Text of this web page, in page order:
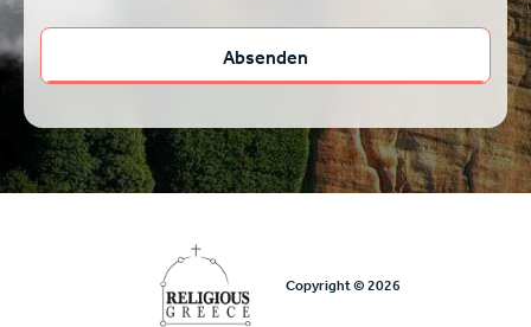
Copyright © 2026